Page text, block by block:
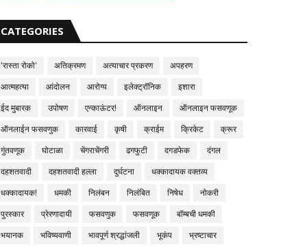
CATEGORIES
'रास्ता रोको' अतिक्रमण अत्याचार प्रकरण
अपहरण
आत्महत्या
आंदोलन आरोग्य इलेक्ट्रॉनिक
इशारा
ईद मुबारक
उपोषण एन्काऊंटर! ऑनलाइन
ऑनलाइन फसवणूक
ऑनलाईन फसवणुक
कारवाई कृषी क्राईम क्रिकेट
क्रूर
गुंतवणूक
घोटाळा चेंगराचेंगरी ढगफुटी दगडफेक
दंगल
दहशतवादी
दहशतवादी हल्ला दुर्घटना
धक्कादायक वक्तव्य
धक्कादायक!
धमकी निलंबन निलंबित निषेध
नोकरी
पुरस्कार
प्रेरणादायी फसवणुक फसवणूक
बॉम्बची धमकी
भयानक
भविष्यवाणी भावपूर्ण श्रद्धांजली भूकंप
भ्रष्टाचार